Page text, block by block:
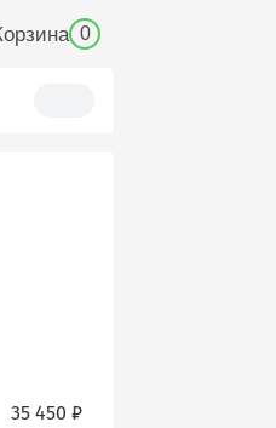
0
35 450 ₽